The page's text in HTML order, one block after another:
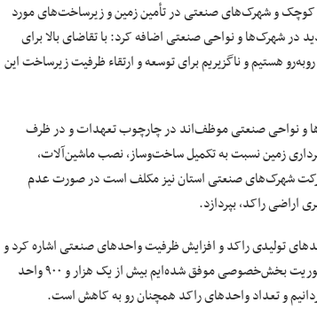
کوچک و شهرک‌های صنعتی در تأمین زمین و زیرساخت‌های مورد
در شهرک‌ها و نواحی صنعتی اضافه کرد: با تقاضای بالا برای
هستیم و ناگزیریم برای توسعه و ارتقاء ظرفیت زیرساخت‌ این
و نواحی صنعتی موظف‌اند در چارچوب تعهدات و در ظرف
زمین نسبت به تکمیل ساخت‌وساز، نصب ماشین‌آلات،
و شرکت شهرک‌های صنعتی استان‌ نیز مکلف‌ است در صورت عدم
اراضی راکد، بپردازد.
تولیدی راکد و افزایش ظرفیت واحدهای صنعتی اشاره کرد و
یادآور شد: از ابتدای امسال تا کنون با کمک و محوریت بخش‌خصوصی موفق شده‌ایم بیش از یک هزار و ۹۰۰ واحد
و تعداد واحدهای راکد همچنان رو به کاهش است.